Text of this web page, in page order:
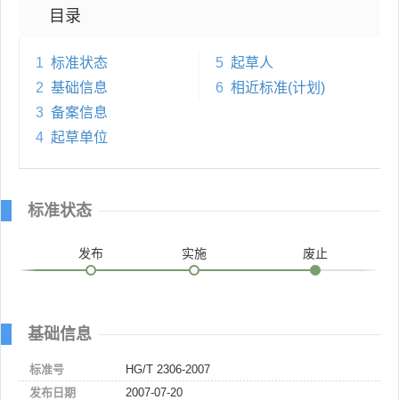
目录
1 标准状态
2 基础信息
3 备案信息
4 起草单位
5 起草人
6 相近标准(计划)
标准状态
发布 实施 废止
基础信息
标准号
HG/T 2306-2007
发布日期
2007-07-20